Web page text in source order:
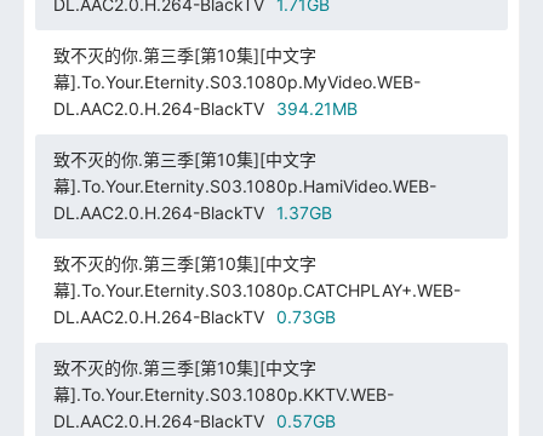
致不灭的你.第三季[第10集][中文字
幕].To.Your.Eternity.S03.1080p.MyVideo.WEB-
DL.AAC2.0.H.264-BlackTV
394.21MB
致不灭的你.第三季[第10集][中文字
幕].To.Your.Eternity.S03.1080p.HamiVideo.WEB-
DL.AAC2.0.H.264-BlackTV
1.37GB
致不灭的你.第三季[第10集][中文字
幕].To.Your.Eternity.S03.1080p.CATCHPLAY+.WEB-
DL.AAC2.0.H.264-BlackTV
0.73GB
致不灭的你.第三季[第10集][中文字
幕].To.Your.Eternity.S03.1080p.KKTV.WEB-
DL.AAC2.0.H.264-BlackTV
0.57GB